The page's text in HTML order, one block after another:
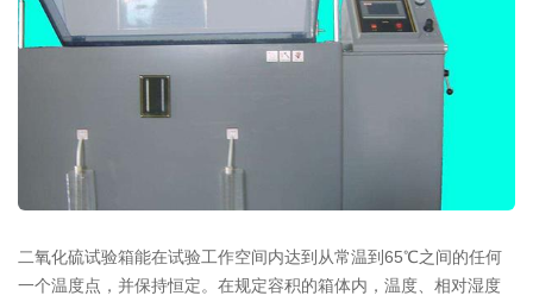
二氧化硫试验箱能在试验工作空间内达到从常温到65℃之间的任何
一个温度点，并保持恒定。在规定容积的箱体内，温度、相对湿度